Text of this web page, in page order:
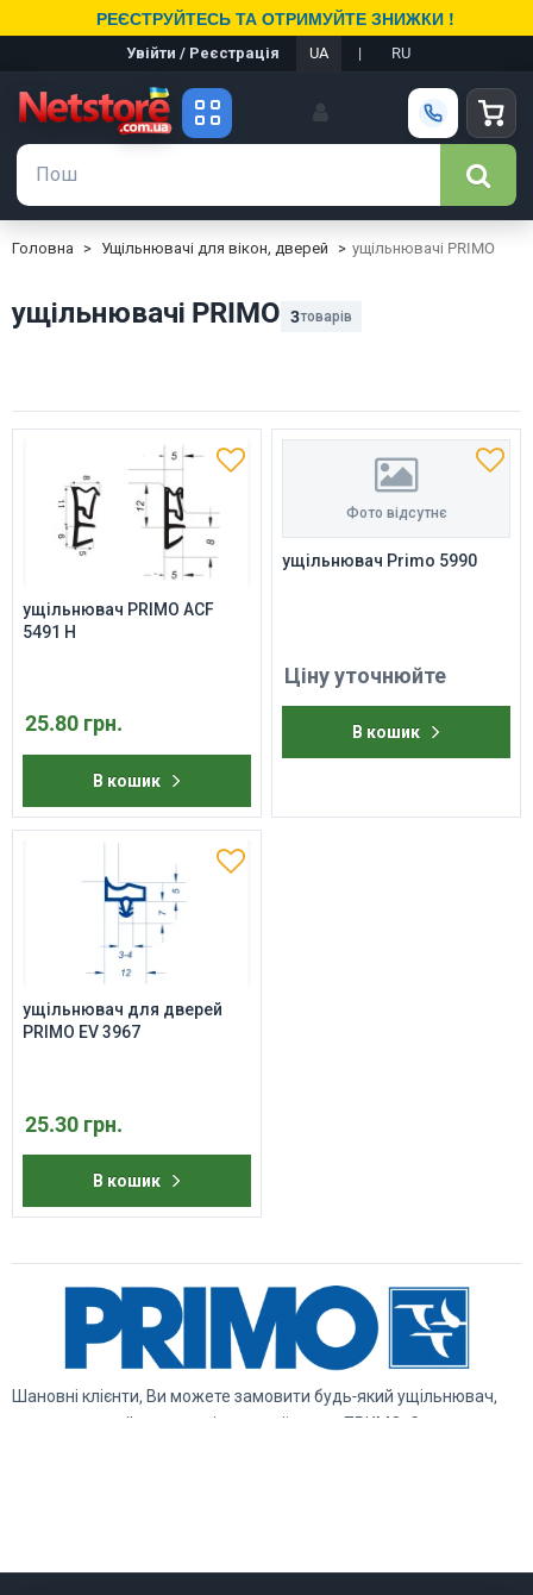
РЕЄСТРУЙТЕСЬ ТА ОТРИМУЙТЕ ЗНИЖКИ !
Увійти / Реєстрація UA | RU
Головна Ущільнювачі для вікон, дверей ущільнювачі PRIMO
ущільнювачі PRIMO 3товарів
ущільнювач PRIMO ACF
5491 H
25.80 грн.
В кошик
Фото відсутнє
ущільнювач Primo 5990
Ціну уточнюйте
В кошик
ущільнювач для дверей
PRIMO EV 3967
25.30 грн.
В кошик
Шановні клієнти, Ви можете замовити будь-який ущільнювач,
представлений у каталозі торгової марки ПРИМО. З питань